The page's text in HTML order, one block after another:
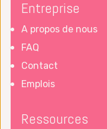
Entreprise
A propos de nous
FAQ
Contact
Emplois
Ressources